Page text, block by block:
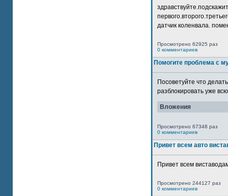
датчик коленвала.
Просмотрено 62925 раз
0 комментариев
Помогите проблема с
Посоветуйте что
разблокировать уже
Вложения
Просмотрено 67348 раз
0 комментариев
Привет всем авто
Привет всем
Просмотрено 244127 раз
0 комментариев